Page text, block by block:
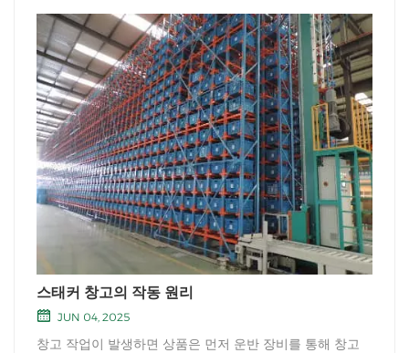
스태커 창고의 작동 원리
JUN 04, 2025
창고 작업이 발생하면 상품은 먼저 운반 장비를 통해 창고